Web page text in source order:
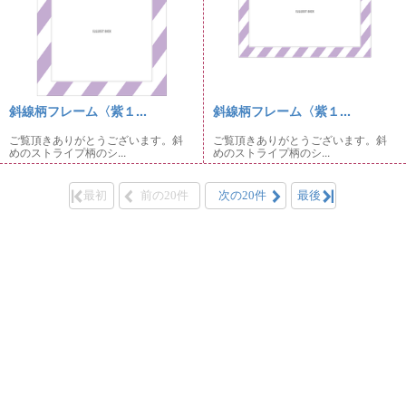
斜線柄フレーム〈紫１...
ご覧頂きありがとうございます。斜
めのストライプ柄のシ...
斜線柄フレーム〈紫１...
ご覧頂きありがとうございます。斜
めのストライプ柄のシ...
最初 前の20件 次の20件 最後